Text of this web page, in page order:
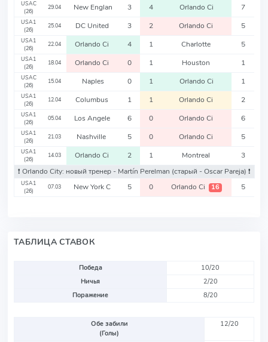
USAC
(26)
29.04 New Englan 3 4 Orlando Ci 7
USA1
(26)
25.04 DC United 3 2 Orlando Ci 5
USA1
(26)
22.04 Orlando Ci 4 1 Charlotte 5
USA1
(26)
18.04 Orlando Ci 0 1 Houston 1
USAC
(26)
15.04 Naples 0 1 Orlando Ci 1
USA1
(26)
12.04 Columbus 1 1 Orlando Ci 2
USA1
(26)
05.04 Los Angele 6 0 Orlando Ci 6
USA1
(26)
21.03 Nashville 5 0 Orlando Ci 5
USA1
(26)
14.03 Orlando Ci 2 1 Montreal
3
❗️ Orlando City: новый тренер - Martín Perelman (старый - Oscar Pareja) ❗️
USA1
(26)
07.03 New York C 5 0 Orlando Ci 16 5
ТАБЛИЦА СТАВОК
Победа
10/20
Ничья
2/20
Поражение
8/20
Обе забили
(Голы)
12/20